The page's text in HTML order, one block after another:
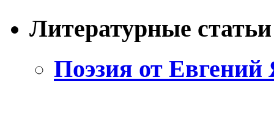
Литературные статьи
Поэзия от Евгений